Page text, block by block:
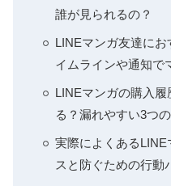
誰が見られるの？
LINEマンガ友達に
イムラインや通知で
LINEマンガの購入
る？漏れやすい3つ
実際によくある
スと防ぐための行動